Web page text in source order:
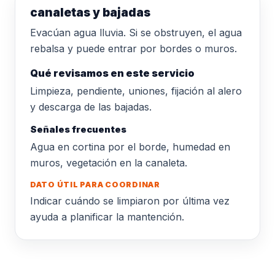
canaletas y bajadas
Evacúan agua lluvia. Si se obstruyen, el agua
rebalsa y puede entrar por bordes o muros.
Qué revisamos en este servicio
Limpieza, pendiente, uniones, fijación al alero
y descarga de las bajadas.
Señales frecuentes
Agua en cortina por el borde, humedad en
muros, vegetación en la canaleta.
DATO ÚTIL PARA COORDINAR
Indicar cuándo se limpiaron por última vez
ayuda a planificar la mantención.